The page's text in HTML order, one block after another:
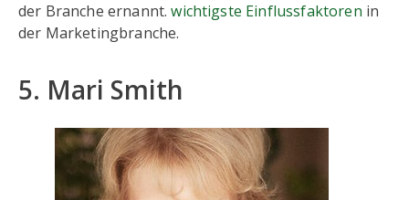
der Branche ernannt.wichtigste Einflussfaktoren in
der Marketingbranche.
5. Mari Smith